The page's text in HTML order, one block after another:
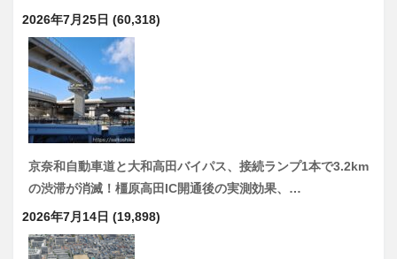
2026年7月25日 (60,318)
京奈和自動車道と大和高田バイパス、接続ランプ1本で3.2km
の渋滞が消滅！橿原高田IC開通後の実測効果、…
2026年7月14日 (19,898)